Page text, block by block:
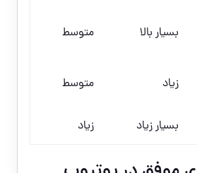
بسیار بالا متوسط
زیاد متوسط
بسیار زیاد زیاد